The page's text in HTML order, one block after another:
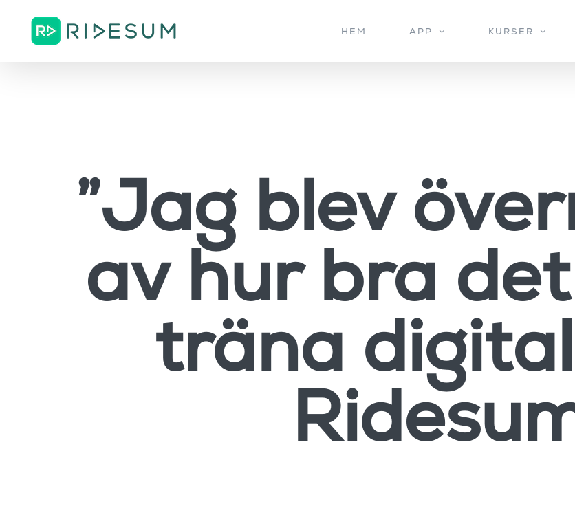
innehållet
HEM APP KURSER
”Jag blev
av hur bra
träna